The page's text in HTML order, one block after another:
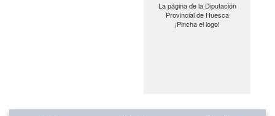
La página de la Diputación
Provincial de Huesca
¡Pincha el logo!